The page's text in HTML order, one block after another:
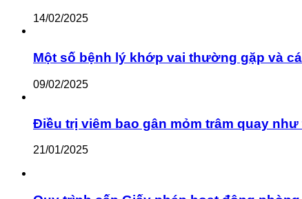
14/02/2025
Một số bệnh lý khớp vai thường gặp và
09/02/2025
Điều trị viêm bao gân mỏm trâm quay như
21/01/2025